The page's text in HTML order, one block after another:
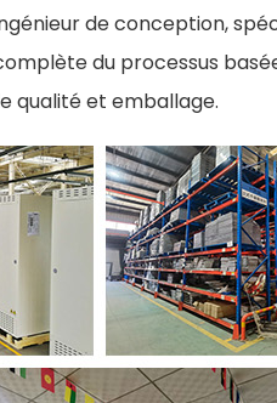
de conception,
du processus
qualité et emballage.